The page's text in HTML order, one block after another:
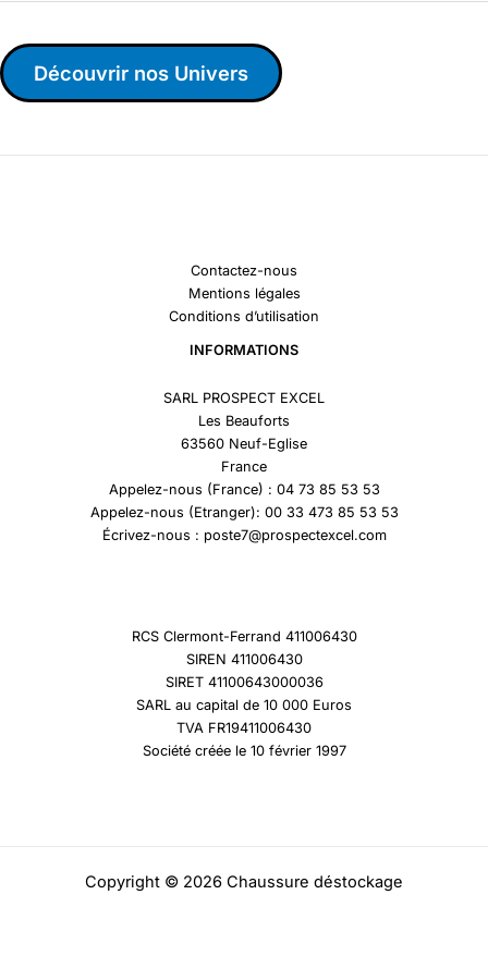
Découvrir nos Univers
Contactez-nous
Mentions légales
Conditions d’utilisation
INFORMATIONS
SARL PROSPECT EXCEL
Les Beauforts
63560 Neuf-Eglise
France
Appelez-nous (France) : 04 73 85 53 53
Appelez-nous (Etranger): 00 33 473 85 53 53
Écrivez-nous : poste7@prospectexcel.com
RCS Clermont-Ferrand 411006430
SIREN 411006430
SIRET 41100643000036
SARL au capital de 10 000 Euros
TVA FR19411006430
Société créée le 10 février 1997
Copyright © 2026 Chaussure déstockage